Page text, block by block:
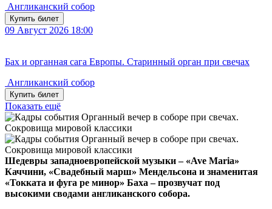
Англиканский собор
Купить билет
09 Август 2026 18:00
Бах и органная сага Европы. Старинный орган при свечах
Англиканский собор
Купить билет
Показать ещё
Шедевры западноевропейской музыки – «Ave Maria»
Каччини, «Свадебный марш» Мендельсона и знаменитая
«Токката и фуга ре минор» Баха – прозвучат под
высокими сводами англиканского собора.